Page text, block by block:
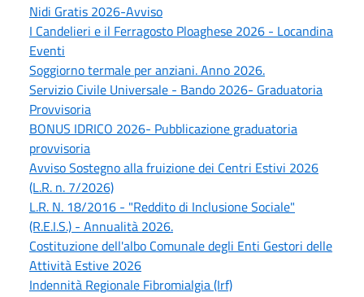
Nidi Gratis 2026-Avviso
I Candelieri e il Ferragosto Ploaghese 2026 - Locandina
Eventi
Soggiorno termale per anziani. Anno 2026.
Servizio Civile Universale - Bando 2026- Graduatoria
Provvisoria
BONUS IDRICO 2026- Pubblicazione graduatoria
provvisoria
Avviso Sostegno alla fruizione dei Centri Estivi 2026
(L.R. n. 7/2026)
L.R. N. 18/2016 - "Reddito di Inclusione Sociale"
(R.E.I.S.) - Annualità 2026.
Costituzione dell'albo Comunale degli Enti Gestori delle
Attività Estive 2026
Indennità Regionale Fibromialgia (Irf)